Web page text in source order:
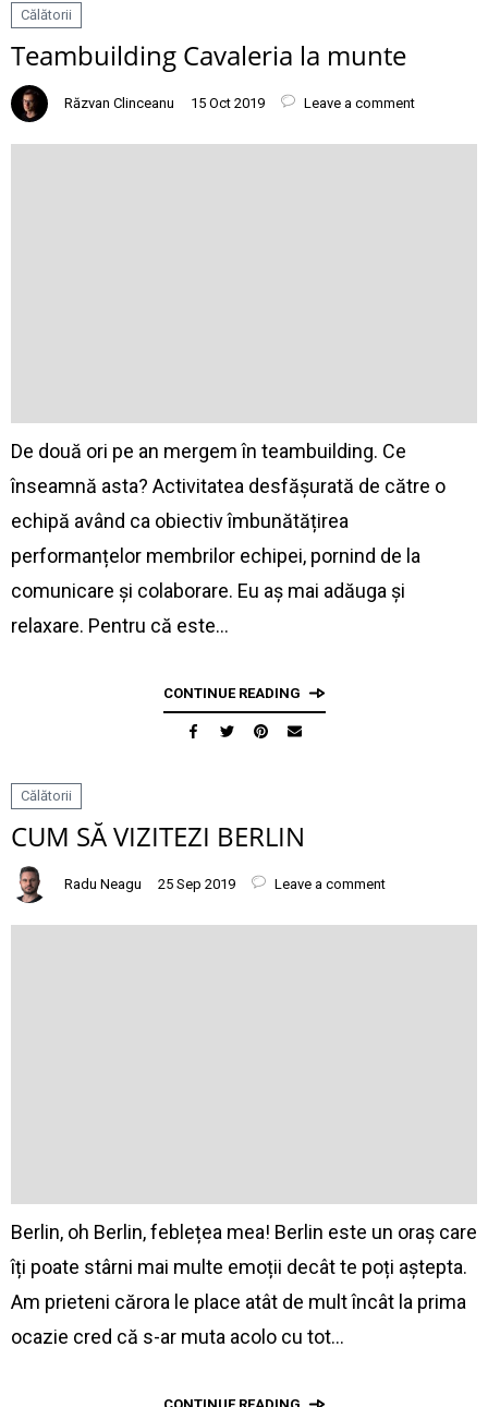
Călătorii
Teambuilding Cavaleria la munte
Răzvan Clinceanu 15 Oct 2019 Leave a comment
De două ori pe an mergem în teambuilding. Ce
înseamnă asta? Activitatea desfășurată de către o
echipă având ca obiectiv îmbunătățirea
performanțelor membrilor echipei, pornind de la
comunicare și colaborare. Eu aș mai adăuga și
relaxare. Pentru că este…
CONTINUE READING
Călătorii
CUM SĂ VIZITEZI BERLIN
Radu Neagu 25 Sep 2019 Leave a comment
Berlin, oh Berlin, feblețea mea! Berlin este un oraș care
îți poate stârni mai multe emoții decât te poți aștepta.
Am prieteni cărora le place atât de mult încât la prima
ocazie cred că s-ar muta acolo cu tot…